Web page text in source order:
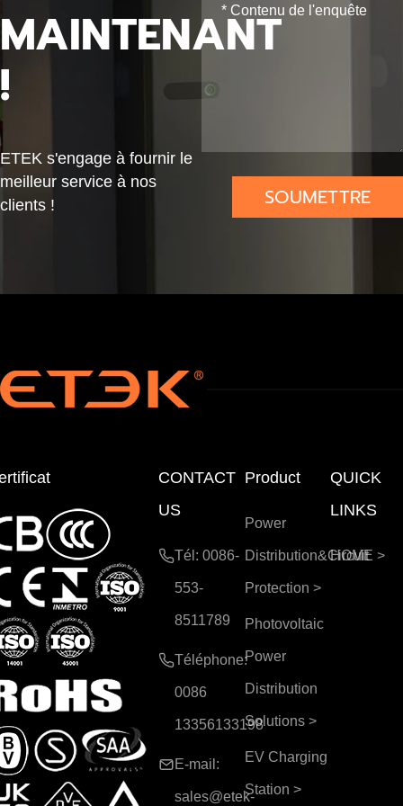
age
MAINTENANT
!
ETEK s'engage à fournir le
meilleur service à nos
clients !
SOUMETTRE
CONTACT
US
Tél: 0086-
553-
8511789
Téléphone:
0086
13356133198
E-mail:
sales@etek-
Product
Power
Distribution&Circuit
Protection >
Photovoltaic
Power
Distribution
Solutions >
EV Charging
Station >
QUICK
LINKS
HOME >